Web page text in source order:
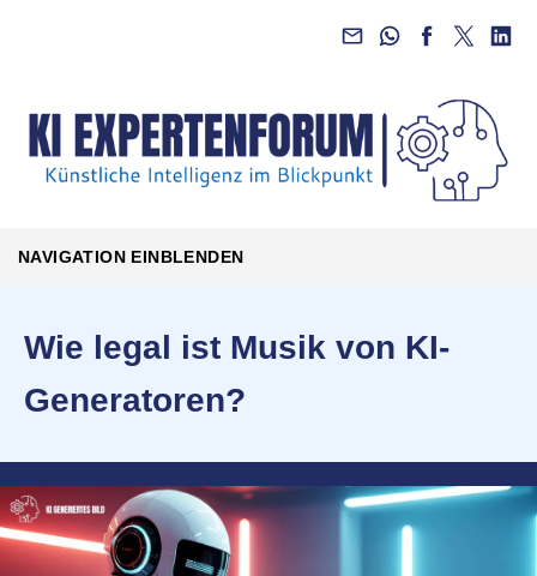
NAVIGATION EINBLENDEN
Wie legal ist Musik von KI-
Generatoren?